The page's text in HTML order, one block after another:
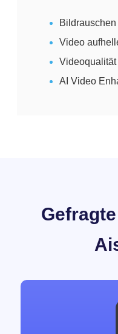
Video
AI Video
Gefragte